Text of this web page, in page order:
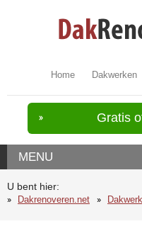
Home Dakwerken
Gratis
MENU
U bent hier:
Dakrenoveren.net